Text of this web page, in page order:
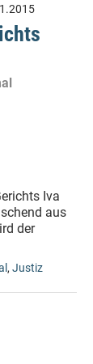
Iva
aus
der
, Justiz